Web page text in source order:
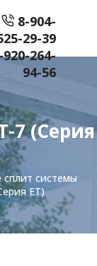
8-904-
29-39
920-264-
94-56
7 (Серия
сплит системы
ET)